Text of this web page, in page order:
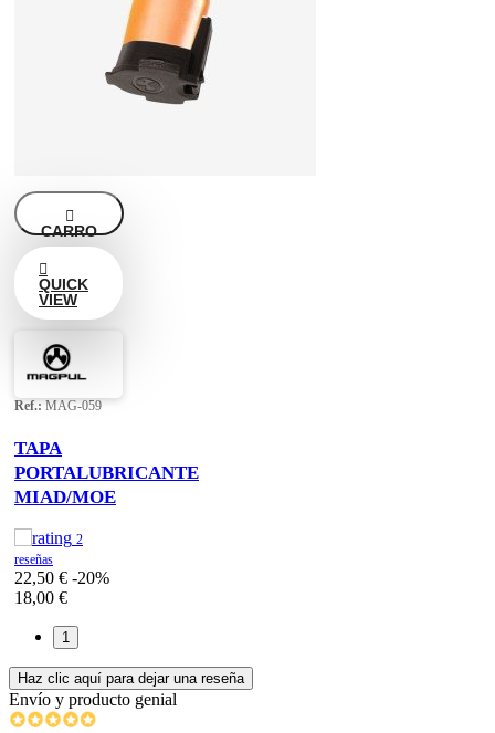

CARRO

QUICK
VIEW
Ref.:MAG-059
TAPA
PORTALUBRICANTE
MIAD/MOE
2
reseñas
22,50 € -20%
18,00 €
1
Haz clic aquí para dejar una reseña
Envío y producto genial